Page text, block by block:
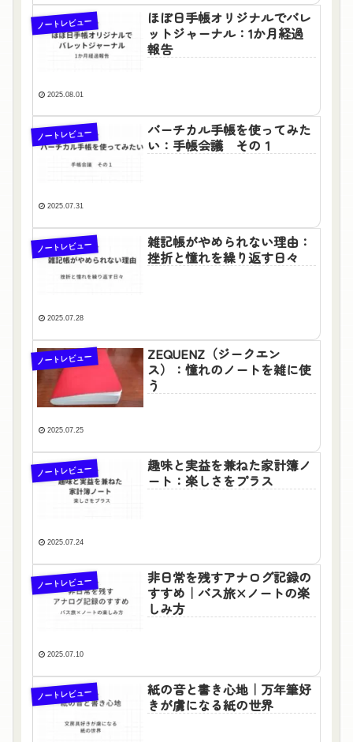
ノートレビュー
ほぼ日手帳オリジナルでバレ
ットジャーナル：1か月経過
報告
2025.08.01
ノートレビュー
バーチカル手帳を使ってみた
い：手帳会議 その１
2025.07.31
ノートレビュー
雑記帳がやめられない理由：
挫折と憧れを繰り返す日々
2025.07.28
ノートレビュー
ZEQUENZ（ジークエン
ス）：憧れのノートを雑に使
う
2025.07.25
ノートレビュー
趣味と実益を兼ねた家計簿ノ
ート：楽しさをプラス
2025.07.24
ノートレビュー
非日常を残すアナログ記録の
すすめ｜バス旅×ノートの楽
しみ方
2025.07.10
ノートレビュー
紙の音と書き心地｜万年筆好
きが虜になる紙の世界